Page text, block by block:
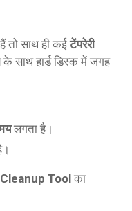
तो साथ ही कईटेंपरेरी
साथ हार्ड डिस्क में जगह
लगता है।
Toolका